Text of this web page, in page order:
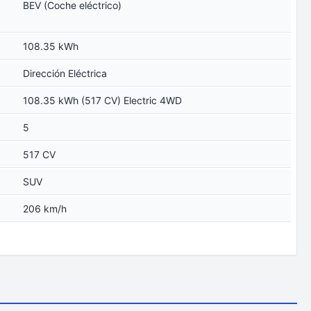
BEV (Coche eléctrico)
108.35 kWh
Dirección Eléctrica
108.35 kWh (517 CV) Electric 4WD
5
517 CV
SUV
206 km/h